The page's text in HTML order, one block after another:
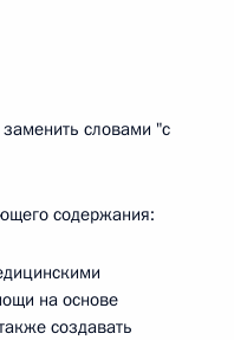
словами "с
содержания:
на основе
создавать